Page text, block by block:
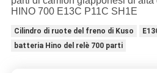
HINO 700 E13C P11C SH1E
Cilindro di ruote del freno di Kuso
batteria Hino del relè 700 parti